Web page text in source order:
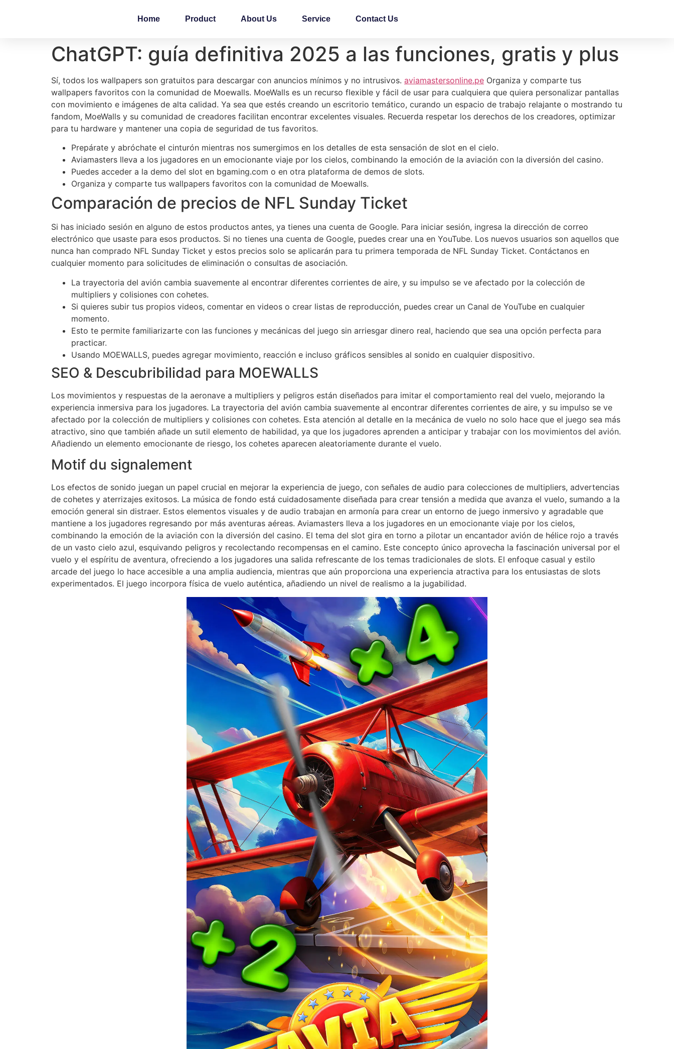
Home Product About Us Service Contact Us
ChatGPT: guía definitiva 2025 a las funciones, gratis y plus
Sí, todos los wallpapers son gratuitos para descargar con anuncios mínimos y no intrusivos. aviamastersonline.pe Organiza y comparte tus
wallpapers favoritos con la comunidad de Moewalls. MoeWalls es un recurso flexible y fácil de usar para cualquiera que quiera personalizar pantallas
con movimiento e imágenes de alta calidad. Ya sea que estés creando un escritorio temático, curando un espacio de trabajo relajante o mostrando tu
fandom, MoeWalls y su comunidad de creadores facilitan encontrar excelentes visuales. Recuerda respetar los derechos de los creadores, optimizar
para tu hardware y mantener una copia de seguridad de tus favoritos.
Prepárate y abróchate el cinturón mientras nos sumergimos en los detalles de esta sensación de slot en el cielo.
Aviamasters lleva a los jugadores en un emocionante viaje por los cielos, combinando la emoción de la aviación con la diversión del casino.
Puedes acceder a la demo del slot en bgaming.com o en otra plataforma de demos de slots.
Organiza y comparte tus wallpapers favoritos con la comunidad de Moewalls.
Comparación de precios de NFL Sunday Ticket
Si has iniciado sesión en alguno de estos productos antes, ya tienes una cuenta de Google. Para iniciar sesión, ingresa la dirección de correo
electrónico que usaste para esos productos. Si no tienes una cuenta de Google, puedes crear una en YouTube. Los nuevos usuarios son aquellos que
nunca han comprado NFL Sunday Ticket y estos precios solo se aplicarán para tu primera temporada de NFL Sunday Ticket. Contáctanos en
cualquier momento para solicitudes de eliminación o consultas de asociación.
La trayectoria del avión cambia suavemente al encontrar diferentes corrientes de aire, y su impulso se ve afectado por la colección de
multipliers y colisiones con cohetes.
Si quieres subir tus propios videos, comentar en videos o crear listas de reproducción, puedes crear un Canal de YouTube en cualquier
momento.
Esto te permite familiarizarte con las funciones y mecánicas del juego sin arriesgar dinero real, haciendo que sea una opción perfecta para
practicar.
Usando MOEWALLS, puedes agregar movimiento, reacción e incluso gráficos sensibles al sonido en cualquier dispositivo.
SEO & Descubribilidad para MOEWALLS
Los movimientos y respuestas de la aeronave a multipliers y peligros están diseñados para imitar el comportamiento real del vuelo, mejorando la
experiencia inmersiva para los jugadores. La trayectoria del avión cambia suavemente al encontrar diferentes corrientes de aire, y su impulso se ve
afectado por la colección de multipliers y colisiones con cohetes. Esta atención al detalle en la mecánica de vuelo no solo hace que el juego sea más
atractivo, sino que también añade un sutil elemento de habilidad, ya que los jugadores aprenden a anticipar y trabajar con los movimientos del avión.
Añadiendo un elemento emocionante de riesgo, los cohetes aparecen aleatoriamente durante el vuelo.
Motif du signalement
Los efectos de sonido juegan un papel crucial en mejorar la experiencia de juego, con señales de audio para colecciones de multipliers, advertencias
de cohetes y aterrizajes exitosos. La música de fondo está cuidadosamente diseñada para crear tensión a medida que avanza el vuelo, sumando a la
emoción general sin distraer. Estos elementos visuales y de audio trabajan en armonía para crear un entorno de juego inmersivo y agradable que
mantiene a los jugadores regresando por más aventuras aéreas. Aviamasters lleva a los jugadores en un emocionante viaje por los cielos,
combinando la emoción de la aviación con la diversión del casino. El tema del slot gira en torno a pilotar un encantador avión de hélice rojo a través
de un vasto cielo azul, esquivando peligros y recolectando recompensas en el camino. Este concepto único aprovecha la fascinación universal por el
vuelo y el espíritu de aventura, ofreciendo a los jugadores una salida refrescante de los temas tradicionales de slots. El enfoque casual y estilo
arcade del juego lo hace accesible a una amplia audiencia, mientras que aún proporciona una experiencia atractiva para los entusiastas de slots
experimentados. El juego incorpora física de vuelo auténtica, añadiendo un nivel de realismo a la jugabilidad.